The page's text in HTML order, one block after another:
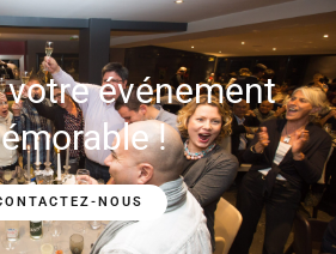
votre événement
!
NOUS